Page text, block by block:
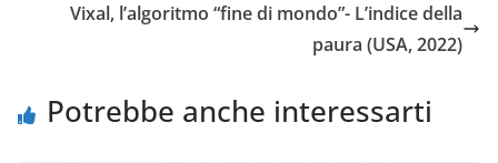
Vixal, l’algoritmo “fine di mondo”- L’indice della
paura (USA, 2022)
Potrebbe anche interessarti